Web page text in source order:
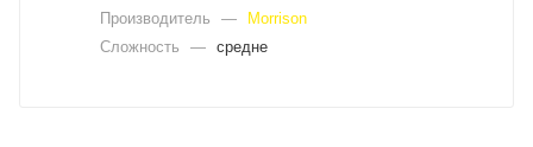
Производитель
—
Morrison
Сложность
— средне